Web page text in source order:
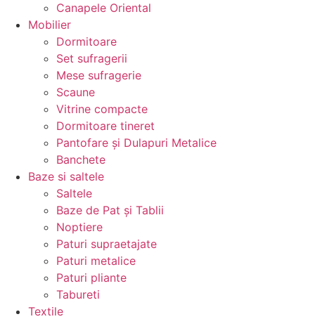
Canapele Oriental
Mobilier
Dormitoare
Set sufragerii
Mese sufragerie
Scaune
Vitrine compacte
Dormitoare tineret
Pantofare și Dulapuri Metalice
Banchete
Baze si saltele
Saltele
Baze de Pat și Tablii
Noptiere
Paturi supraetajate
Paturi metalice
Paturi pliante
Tabureti
Textile